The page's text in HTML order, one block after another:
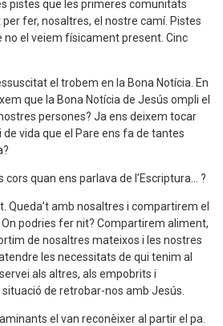
pistes que les primeres comunitats
fer, nosaltres, el nostre camí. Pistes
no el veiem físicament present. Cinc
el trobem en la Bona Notícia. En
que la Bona Notícia de Jesús ompli el
persones? Ja ens deixem tocar
de vida que el Pare ens fa de tantes
cors quan ens parlava de l’Escriptura... ?
Queda’t amb nosaltres i compartirem el
podries fer nit? Compartirem aliment,
de nosaltres mateixos i les nostres
les necessitats de qui tenim al
als altres, als empobrits i
de retrobar-nos amb Jesús.
el van reconèixer al partir el pa.